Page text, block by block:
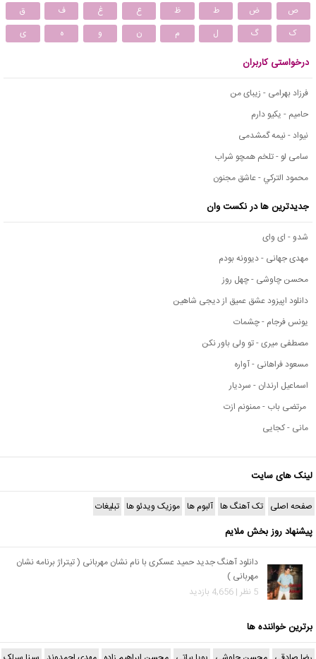
ص
ض ط ظ ع غ ف
ق
ک
گ ل م ن و ه ی
درخواستی کاربران
فرزاد بهرامی - زیبای من
حامیم - یکیو دارم
نیواد - نیمه گمشدمی
سامی لو - تلخم همچو شراب
محمود التركي - عاشق مجنون
جدیدترین ها در نکست وان
شدو - ای وای
مهدی جهانی - دیوونه بودم
محسن چاوشی - چهل روز
دانلود اپیزود عشق عمیق از دیجی شاهین
یونس فرجام - چشمات
مصطفی میری - تو ولی باور نکن
مسعود فراهانی - آواره
اسماعیل ارندان - سردیار
مرتضی باب - ممنونم ازت
مانی - کجایی
لینک های سایت
صفحه اصلی تک آهنگ ها آلبوم ها موزیک ویدئو ها تبلیغات
پیشنهاد روز بخش ملایم
دانلود آهنگ جدید حمید عسکری با نام نشان مهربانی ( تیتراژ برنامه نشان
مهربانی )
5 نظر | 4,656 بازدید
برترین خواننده ها